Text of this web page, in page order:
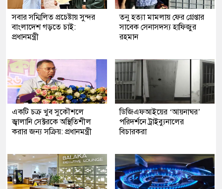
সবার সম্মিলিত প্রচেষ্টায় সুন্দর
বাংলাদেশ গড়তে চাই:
প্রধানমন্ত্রী
তনু হত্যা মামলায় ফের গ্রেপ্তার
সাবেক সেনাসদস্য হাফিজুর
রহমান
একটি চক্র খুব সুকৌশলে
জ্বালানি সেক্টরকে অস্থিতিশীল
করার জন্য সক্রিয়: প্রধানমন্ত্রী
ডিজিএফআইয়ের ‘আয়নাঘর’
পরিদর্শনে ট্রাইব্যুনালের
বিচারকরা